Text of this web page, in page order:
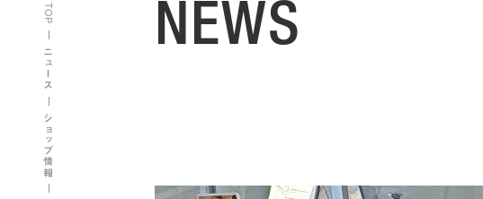
NEWS
TOP
ニュース
ショップ情報